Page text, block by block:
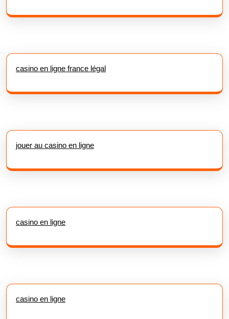
casino en ligne france légal
jouer au casino en ligne
casino en ligne
casino en ligne